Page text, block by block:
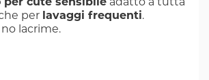
per cute sensibile adatto a tutta
per lavaggi frequenti.
lacrime.